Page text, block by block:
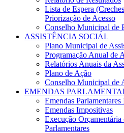
Lista de Espera
Priorização de Acesso
Conselho Municipal de
ASSISTÊNCIA SOCIAL
Plano Municipal de
Programação Anual de
Relatórios Anuais da
Plano de Ação
Conselho Municipal de
EMENDAS
Emendas Parlamentares
Emendas Impositivas
Execução Orçamentária
Parlamentares